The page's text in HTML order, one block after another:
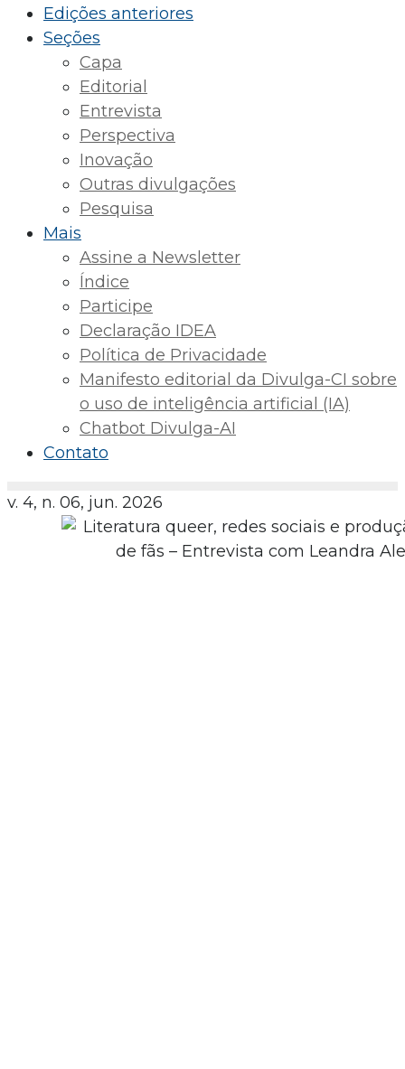
Edições anteriores
Seções
Capa
Editorial
Entrevista
Perspectiva
Inovação
Outras divulgações
Pesquisa
Mais
Assine a Newsletter
Índice
Participe
Declaração IDEA
Política de Privacidade
Manifesto editorial da Divulga-CI sobre
o uso de inteligência artificial (IA)
Chatbot Divulga-AI
Contato
v. 4, n. 06, jun. 2026